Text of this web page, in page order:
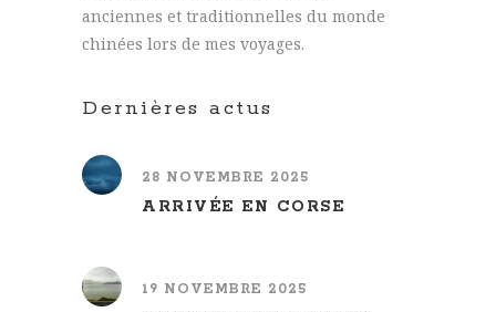
anciennes et traditionnelles du monde
chinées lors de mes voyages.
Dernières actus
28 NOVEMBRE 2025
ARRIVÉE EN CORSE
19 NOVEMBRE 2025